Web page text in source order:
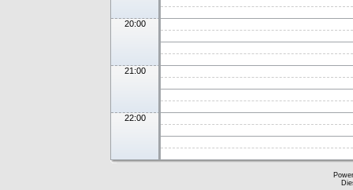
20:00
21:00
22:00